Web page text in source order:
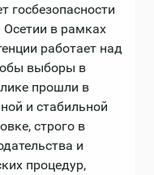
госбезопасности
в рамках
работает над
выборы в
прошли в
и стабильной
строго в
и
процедур,